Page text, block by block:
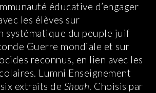
éducative d’engager
les élèves sur
systématique du peuple juif
Guerre mondiale et sur
reconnus, en lien avec les
Lumni Enseignement
extraits de Shoah. Choisis par